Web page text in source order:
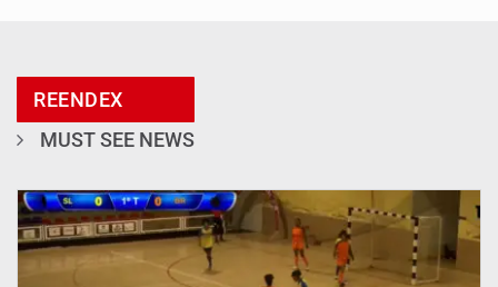
REENDEX
MUST SEE NEWS